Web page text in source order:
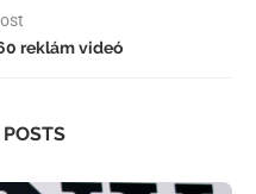
reklám videó